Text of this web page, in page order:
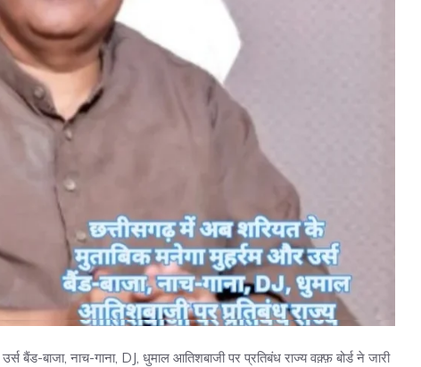
बैंड-बाजा, नाच-गाना, DJ, धुमाल आतिशबाजी पर प्रतिबंध राज्य वक़्फ़ बोर्ड ने जारी